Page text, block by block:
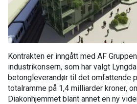
Kontrakten er inngått med AF
industrikonsern, som har valgt
betongleverandør til det omfattende
totalramme på 1,4 milliarder kroner,
Diakonhjemmet blant annet en ny